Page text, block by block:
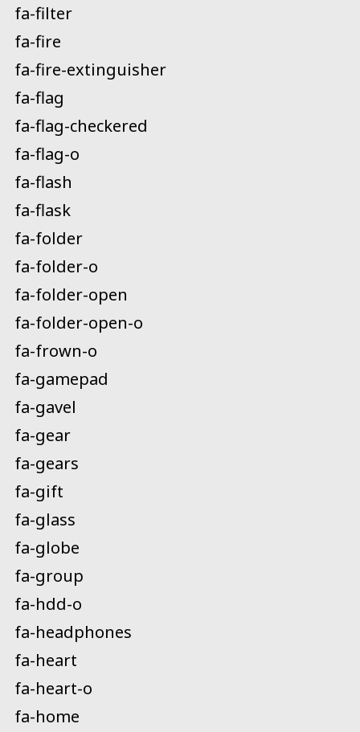
fa-filter
fa-fire
fa-fire-extinguisher
fa-flag
fa-flag-checkered
fa-flag-o
fa-flash
fa-flask
fa-folder
fa-folder-o
fa-folder-open
fa-folder-open-o
fa-frown-o
fa-gamepad
fa-gavel
fa-gear
fa-gears
fa-gift
fa-glass
fa-globe
fa-group
fa-hdd-o
fa-headphones
fa-heart
fa-heart-o
fa-home